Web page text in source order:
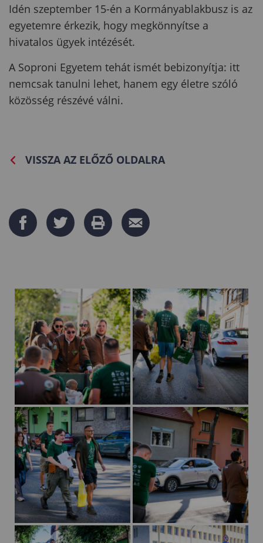
Idén szeptember 15-én a Kormányablakbusz is az
egyetemre érkezik, hogy megkönnyítse a
hivatalos ügyek intézését.
A Soproni Egyetem tehát ismét bebizonyítja: itt
nemcsak tanulni lehet, hanem egy életre szóló
közösség részévé válni.
VISSZA AZ ELŐZŐ OLDALRA